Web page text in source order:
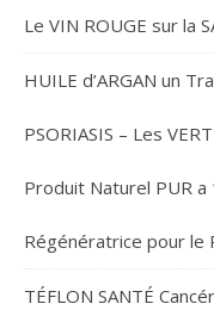
Le VIN ROUGE sur la
HUILE d’ARGAN un
PSORIASIS – Les
Produit Naturel PUR a
Régénératrice pour le
TÉFLON SANTÉ